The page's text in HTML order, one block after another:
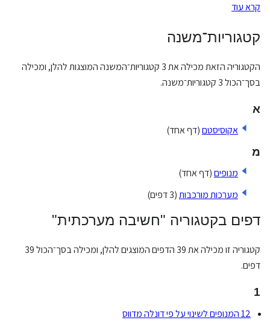
קרא עוד
קטגוריות־משנה
הקטגוריה הזאת מכילה את 3 קטגוריות־המשנה המוצגות להלן, ומכילה
בסך־הכול 3 קטגוריות־משנה.
א
אקוסיסטם(דף אחד)
מ
מנופים(דף אחד)
מערכות מורכבות(3 דפים)
דפים בקטגוריה "חשיבה מערכתית"
קטגוריה זו מכילה את 39 הדפים המוצגים להלן, ומכילה בסך־הכול 39
דפים.
1
12 המנופים לשינוי על פי דונלה מדווס